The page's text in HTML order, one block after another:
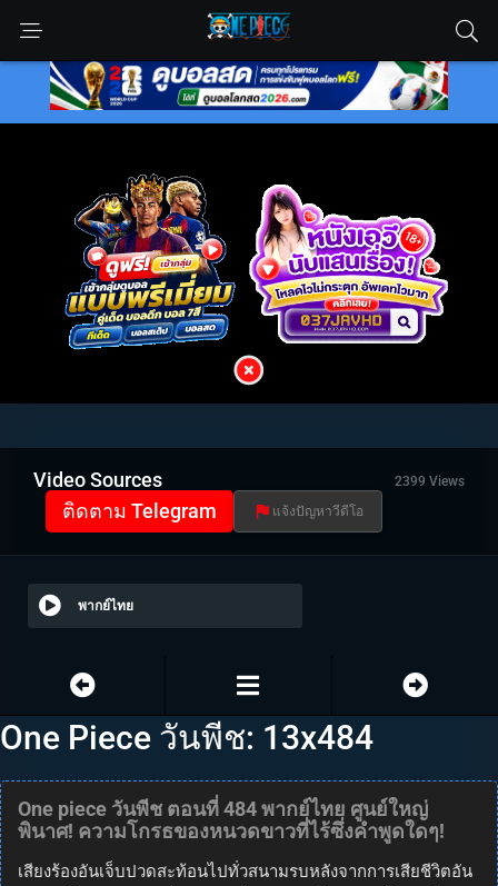
Video Sources 2399 Views
ติดตาม Telegram แจ้งปัญหาวีดีโอ
พากย์ไทย
One Piece วันพีช: 13x484
One piece วันพีช ตอนที่ 484 พากย์ไทย ศูนย์ใหญ่
พินาศ! ความโกรธของหนวดขาวที่ไร้ซึ่งคำพูดใดๆ!
เสียงร้องอันเจ็บปวดสะท้อนไปทั่วสนามรบหลังจากการเสียชีวิตอัน